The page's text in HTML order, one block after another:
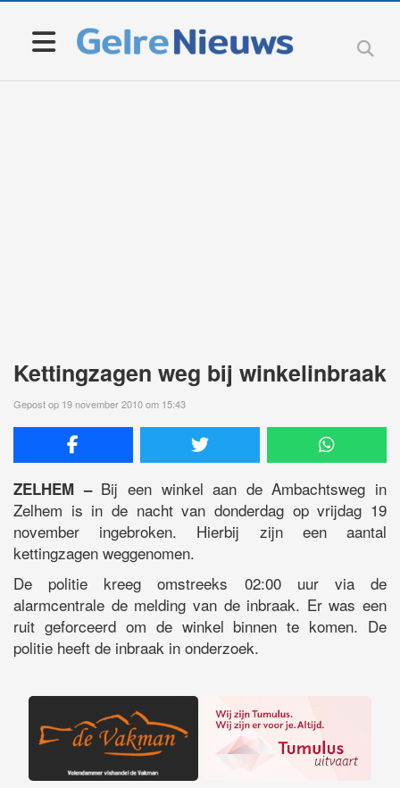
Kettingzagen weg bij winkelinbraak
Gepost op 19 november 2010 om 15:43
ZELHEM –Bij een winkel aan de Ambachtsweg in
Zelhem is in de nacht van donderdag op vrijdag 19
november ingebroken. Hierbij zijn een aantal
kettingzagen weggenomen.
De politie kreeg omstreeks 02:00 uur via de
alarmcentrale de melding van de inbraak. Er was een
ruit geforceerd om de winkel binnen te komen. De
politie heeft de inbraak in onderzoek.